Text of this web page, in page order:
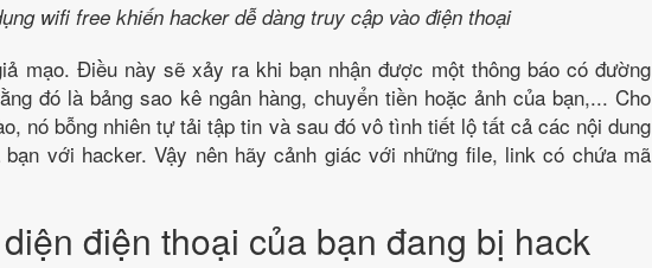
wifi free khiến hacker dễ dàng truy cập vào điện thoại
mạo. Điều này sẽ xảy ra khi bạn nhận được một thông báo có đường
đó là bảng sao kê ngân hàng, chuyển tiền hoặc ảnh của bạn,... Cho
nó bỗng nhiên tự tải tập tin và sau đó vô tình tiết lộ tất cả các nội dung
với hacker. Vậy nên hãy cảnh giác với những file, link có chứa mã
điện thoại của bạn đang bị hack